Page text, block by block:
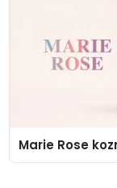
Marie Rose